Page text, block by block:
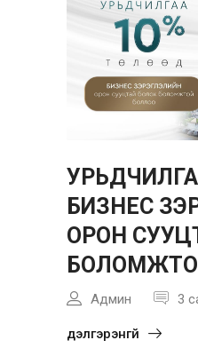
УРЬДЧИЛГАА
БИЗНЕС
ОРОН
Админ 3
дэлгэрэнгүй